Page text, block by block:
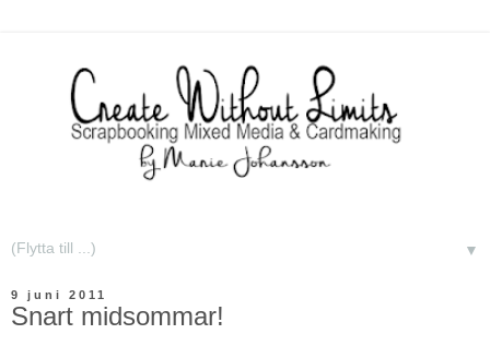
▼
9 juni 2011
Snart midsommar!